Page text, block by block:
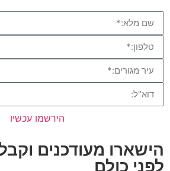
הירשמו עכשיו
הישארו מעודכנים
לפני כולם